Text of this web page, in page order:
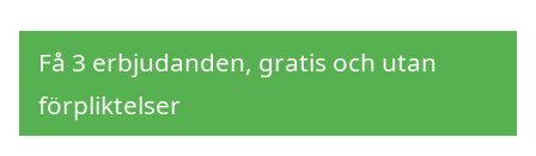
Få 3 erbjudanden, gratis och utan
förpliktelser